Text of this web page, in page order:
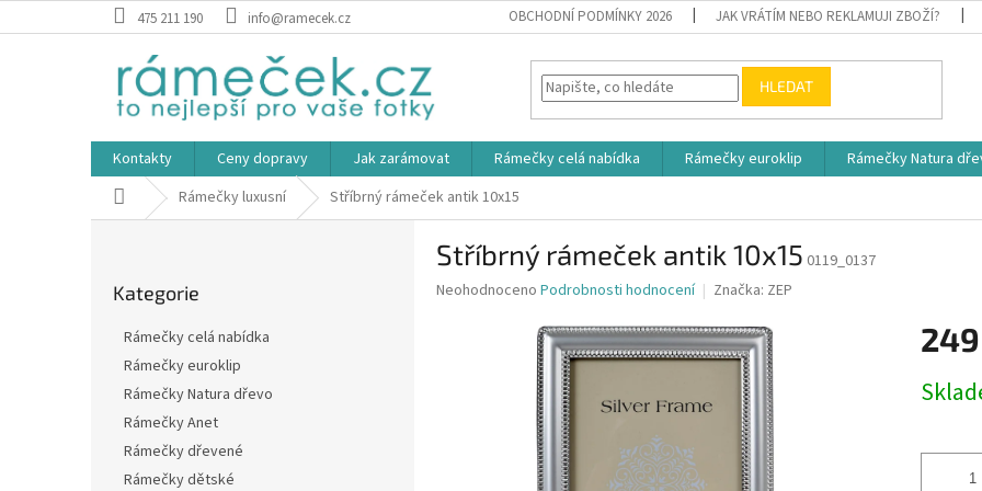
na
475 211 190 info@ramecek.cz OBCHODNÍ PODMÍNKY 2026 JAK VRÁTÍM NEBO REKLAMUJI ZBOŽÍ?
HLEDAT
Kontakty Ceny dopravy Jak zarámovat Rámečky celá nabídka Rámečky euroklip Rámečky Natura
Domů Rámečky luxusní Stříbrný rámeček antik 10x15
kategorie
Kategorie
Rámečky celá nabídka
Rámečky euroklip
Rámečky Natura dřevo
Rámečky Anet
Rámečky dřevené
Rámečky dětské
Stříbrný rámeček antik 10x15 0119_0137
Průměrné
Neohodnoceno Podrobnosti hodnocení Značka: ZEP
cena: